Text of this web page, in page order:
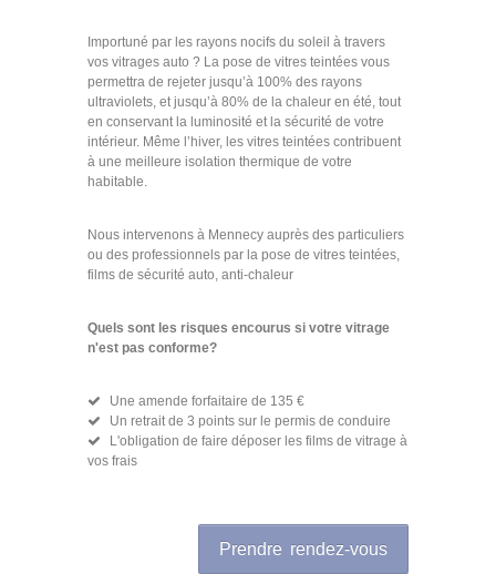
Importuné par les rayons nocifs du soleil à travers
vos vitrages auto ? La pose de vitres teintées vous
permettra de rejeter jusqu’à 100% des rayons
ultraviolets, et jusqu’à 80% de la chaleur en été, tout
en conservant la luminosité et la sécurité de votre
intérieur. Même l’hiver, les vitres teintées contribuent
à une meilleure isolation thermique de votre
habitable.
Nous intervenons à Mennecy auprès des particuliers
ou des professionnels par la pose de vitres teintées,
films de sécurité auto, anti-chaleur
Quels sont les risques encourus si votre vitrage
n'est pas conforme?
Une amende forfaitaire de 135 €
Un retrait de 3 points sur le permis de conduire
L'obligation de faire déposer les films de vitrage à
vos frais
Prendre rendez-vous